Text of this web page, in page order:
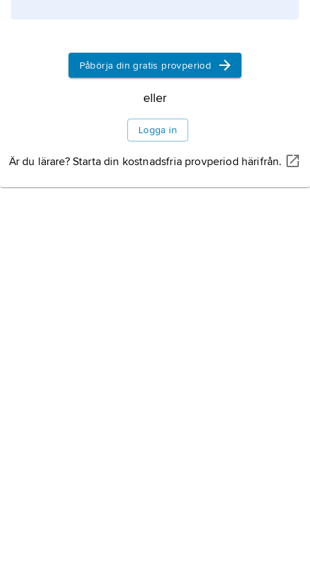
Påbörja din gratis provperiod
eller
Logga in
Är du lärare? Starta din kostnadsfria provperiod härifrån.